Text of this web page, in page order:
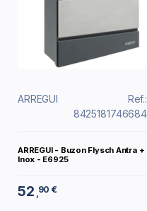
ARREGUI
Ref.:
8425181746684
ARREGUI - Buzon Flysch Antra +
Inox - E6925
52 90 €